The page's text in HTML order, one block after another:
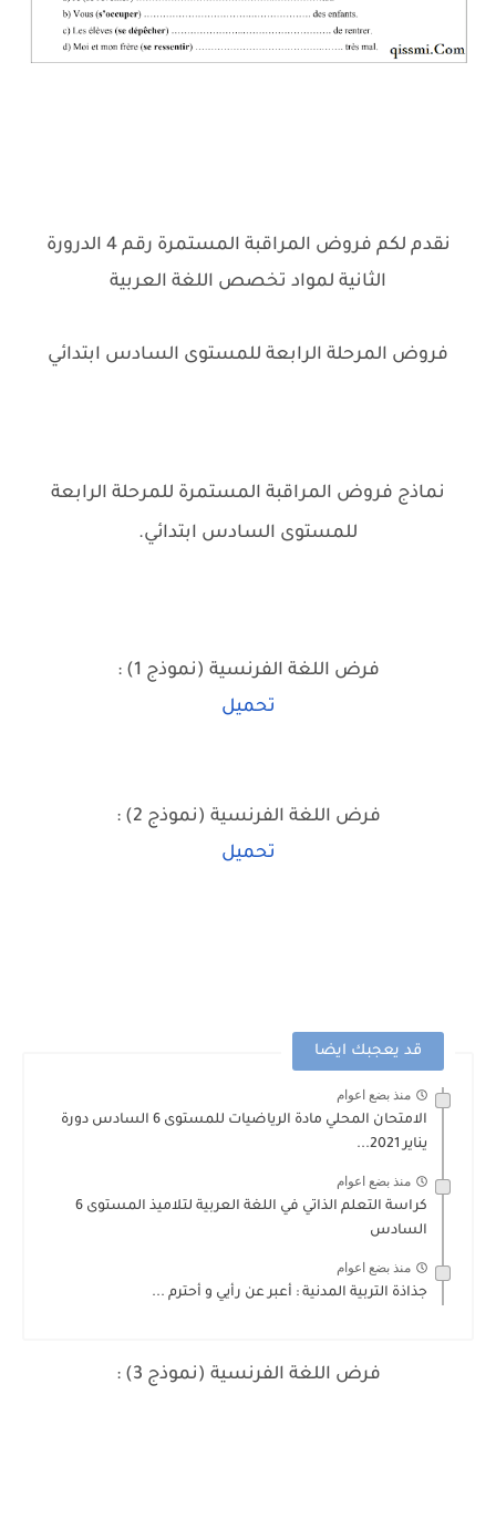
نقدم لكم فروض المراقبة المستمرة رقم 4 الدرورة
الثانية لمواد تخصص اللغة العربية
فروض المرحلة الرابعة للمستوى السادس ابتدائي
نماذج فروض المراقبة المستمرة للمرحلة الرابعة
للمستوى السادس ابتدائي.
فرض اللغة الفرنسية (نموذج 1) :
تحميل
فرض اللغة الفرنسية (نموذج 2) :
تحميل
قد يعجبك ايضا
منذ بضع اعوام
الامتحان المحلي مادة الرياضيات للمستوى 6 السادس دورة
يناير 2021...
منذ بضع اعوام
كراسة التعلم الذاتي في اللغة العربية لتلاميذ المستوى 6
السادس
منذ بضع اعوام
جذاذة التربية المدنية : أعبر عن رأيي و أحترم ...
فرض اللغة الفرنسية (نموذج 3) :